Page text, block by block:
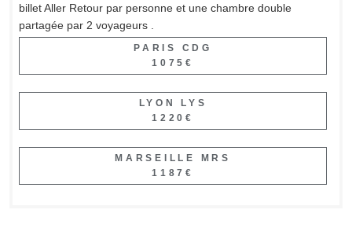
billet Aller Retour par personne et une chambre double
partagée par 2 voyageurs .
PARIS CDG
1075€
LYON LYS
1220€
MARSEILLE MRS
1187€